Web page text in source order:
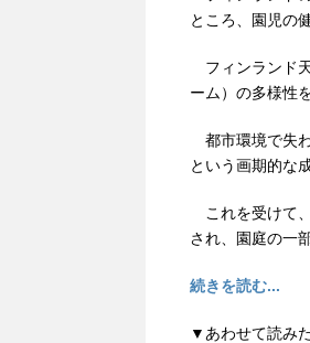
ところ、園児の
フィンランド
ーム）の多様性
都市環境で失
という画期的な
これを受けて
され、園庭の一
続きを読む...
▼あわせて読み